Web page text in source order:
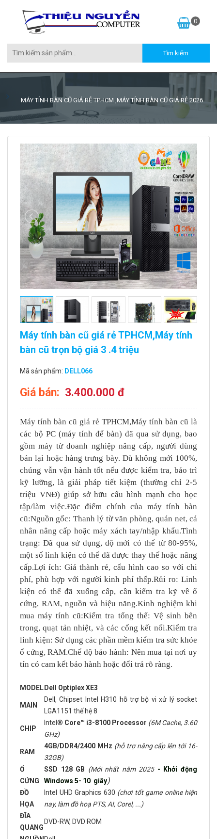
0
MÁY TÍNH BÀN CŨ GIÁ RẺ TPHCM ,MÁY TÍNH BÀN CŨ GIÁ RẺ 2026
Máy tính bàn cũ giá rẻ TPHCM,Máy tính
bàn cũ trọn bộ giá 3 .4 triệu
Mã sản phẩm: DELL066
Giá bán: 3.400.000 đ
Máy tính bàn cũ giá rẻ TPHCM,Máy tính bàn cũ là
các bộ PC (máy tính để bàn) đã qua sử dụng, bao
gồm máy từ doanh nghiệp nâng cấp, người dùng
bán lại hoặc hàng trưng bày. Dù không mới 100%,
chúng vẫn vận hành tốt nếu được kiểm tra, bảo trì
kỹ lưỡng, là giải pháp tiết kiệm (thường chỉ 2-5
triệu VNĐ) giúp sở hữu cấu hình mạnh cho học
tập/làm việc.Đặc điểm chính của máy tính bàn
cũ:Nguồn gốc: Thanh lý từ văn phòng, quán net, cá
nhân nâng cấp hoặc máy xách tay/nhập khẩu.Tình
trạng: Đã qua sử dụng, độ mới có thể từ 80-95%,
một số linh kiện có thể đã được thay thế hoặc nâng
cấp.Lợi ích: Giá thành rẻ, cấu hình cao so với chi
phí, phù hợp với người kinh phí thấp.Rủi ro: Linh
kiện có thể đã xuống cấp, cần kiểm tra kỹ về ổ
cứng, RAM, nguồn và hiệu năng.Kinh nghiệm khi
mua máy tính cũ:Kiểm tra tổng thể: Vệ sinh bên
trong, quạt tản nhiệt, và các cổng kết nối.Kiểm tra
linh kiện: Sử dụng các phần mềm kiểm tra sức khỏe
ổ cứng, RAM.Chế độ bảo hành: Nên mua tại nơi uy
tín có cam kết bảo hành hoặc đổi trả rõ ràng.
MODEL Dell Optiplex XE3
MAIN
Dell, Chipset Intel H310 hỗ trợ bộ vi xử lý socket
LGA1151 thế hệ 8
CHIP
Intel® Core™ i3-8100 Processor (6M Cache, 3.60
GHz)
RAM
4GB/DDR4/2400 MHz (hỗ trợ nâng cấp lên tới 16-
32GB)
Ổ
CỨNG
SSD 128 GB (Mới nhất năm 2025- Khởi động
Windows 5- 10 giây)
ĐỒ
HỌA
Intel UHD Graphics 630 (chơi tốt game online hiện
nay, làm đồ hoạ PTS, AI, Corel, ...)
ĐĨA
QUANG
DVD-RW, DVD ROM